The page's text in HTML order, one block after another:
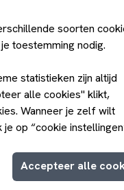
soorten
toestemming nodig.
statistieken zijn altijd
alle cookies" klikt,
Wanneer je zelf wilt
op “cookie
Accepteer alle